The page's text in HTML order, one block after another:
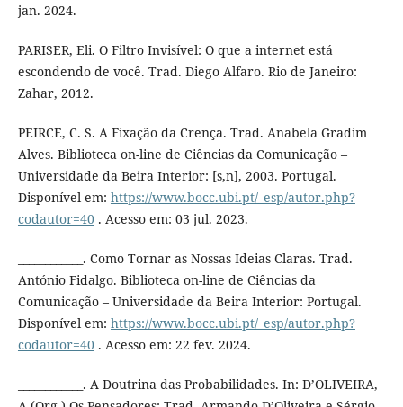
jan. 2024.
PARISER, Eli. O Filtro Invisível: O que a internet está
escondendo de você. Trad. Diego Alfaro. Rio de Janeiro:
Zahar, 2012.
PEIRCE, C. S. A Fixação da Crença. Trad. Anabela Gradim
Alves. Biblioteca on-line de Ciências da Comunicação –
Universidade da Beira Interior: [s,n], 2003. Portugal.
Disponível em: https://www.bocc.ubi.pt/_esp/autor.php?
codautor=40. Acesso em: 03 jul. 2023.
____________. Como Tornar as Nossas Ideias Claras. Trad.
António Fidalgo. Biblioteca on-line de Ciências da
Comunicação – Universidade da Beira Interior: Portugal.
Disponível em: https://www.bocc.ubi.pt/_esp/autor.php?
codautor=40. Acesso em: 22 fev. 2024.
____________. A Doutrina das Probabilidades. In: D’OLIVEIRA,